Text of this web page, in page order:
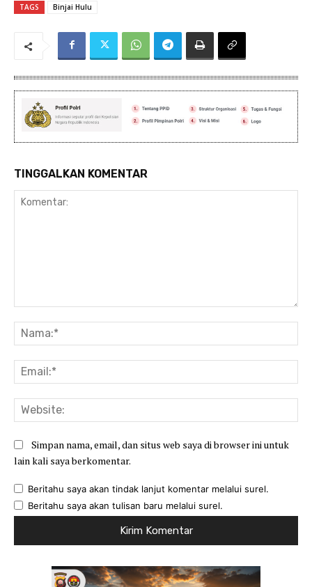
TAGS Binjai Hulu
TINGGALKAN KOMENTAR
Simpan nama, email, dan situs web saya di browser ini untuk
lain kali saya berkomentar.
Beritahu saya akan tindak lanjut komentar melalui surel.
Beritahu saya akan tulisan baru melalui surel.